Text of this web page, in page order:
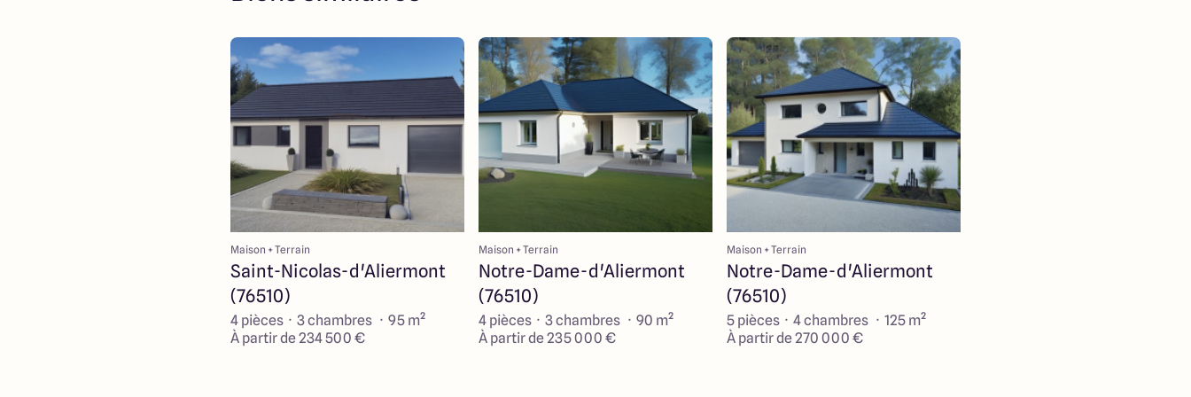
Maison + Terrain
Saint-Nicolas-d'Aliermont
(76510)
4 pièces · 3 chambres · 95 m²
À partir de 234 500 €
Maison + Terrain
Notre-Dame-d'Aliermont
(76510)
4 pièces · 3 chambres · 90 m²
À partir de 235 000 €
Maison + Terrain
Notre-Dame-d'Aliermont
(76510)
5 pièces · 4 chambres · 125 m²
À partir de 270 000 €